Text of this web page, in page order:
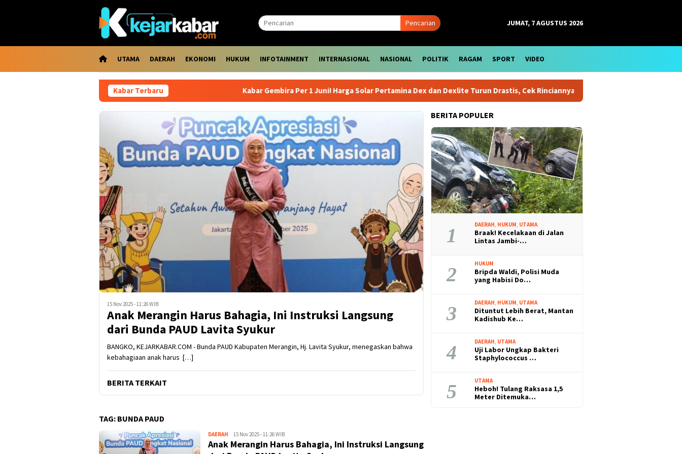
Pencarian JUMAT, 7 AGUSTUS 2026
UTAMA DAERAH EKONOMI HUKUM INFOTAINMENT INTERNASIONAL NASIONAL POLITIK RAGAM SPORT VIDEO
Kabar Terbaru Kabar Gembira Per 1 Juni! Harga Solar Pertamina Dex dan Dexlite Turun Drastis, Cek Rinciannya
15 Nov 2025 - 11:26 WIB
Anak Merangin Harus Bahagia, Ini Instruksi Langsung
dari Bunda PAUD Lavita Syukur
BANGKO, KEJARKABAR.COM - Bunda PAUD Kabupaten Merangin, Hj. Lavita Syukur, menegaskan bahwa
kebahagiaan anak harus […]
BERITA TERKAIT
TAG: BUNDA PAUD
DAERAH Kejar
Kabar
15 Nov 2025 - 11:26 WIB
Anak Merangin Harus Bahagia, Ini Instruksi Langsung
BERITA POPULER
1 DAERAH HUKUM UTAMA
Braak! Kecelakaan di Jalan
Lintas Jambi-…
2 HUKUM
Bripda Waldi, Polisi Muda
yang Habisi Do…
3 DAERAH HUKUM UTAMA
Dituntut Lebih Berat, Mantan
Kadishub Ke…
4 DAERAH UTAMA
Uji Labor Ungkap Bakteri
Staphylococcus …
5 UTAMA
Heboh! Tulang Raksasa 1,5
Meter Ditemuka…